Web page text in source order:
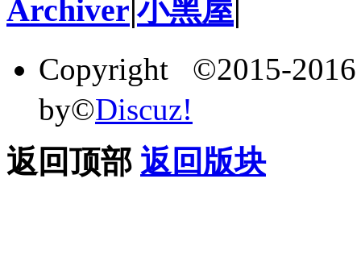
Archiver|小黑屋|
Copyright ©2015-
by©Discuz!
返回顶部 返回版块